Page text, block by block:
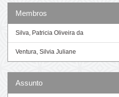
Membros
Silva, Patricia Oliveira da
Ventura, Silvia Juliane
Assunto